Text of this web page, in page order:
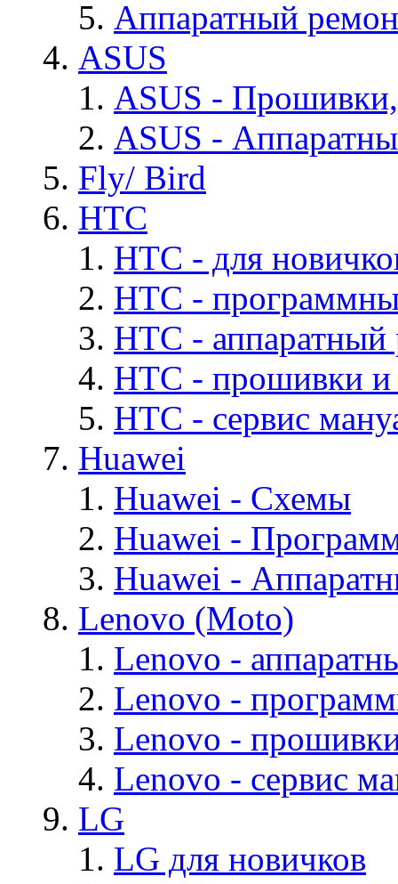
Аппаратный
ASUS
ASUS -
ASUS -
Fly/ Bird
HTC
HTC - для
HTC -
HTC - аппаратный
HTC - прошивки
HTC - cервис
Huawei
Huawei - Cхемы
Huawei -
Huawei -
Lenovo (Moto)
Lenovo -
Lenovo -
Lenovo -
Lenovo - cервис
LG
LG для новичков